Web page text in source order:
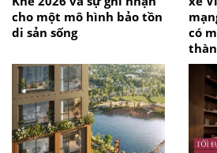
cho một mô hình bảo tồn
di sản sống
có